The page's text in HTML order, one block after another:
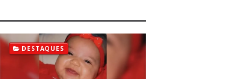
DESTAQUES